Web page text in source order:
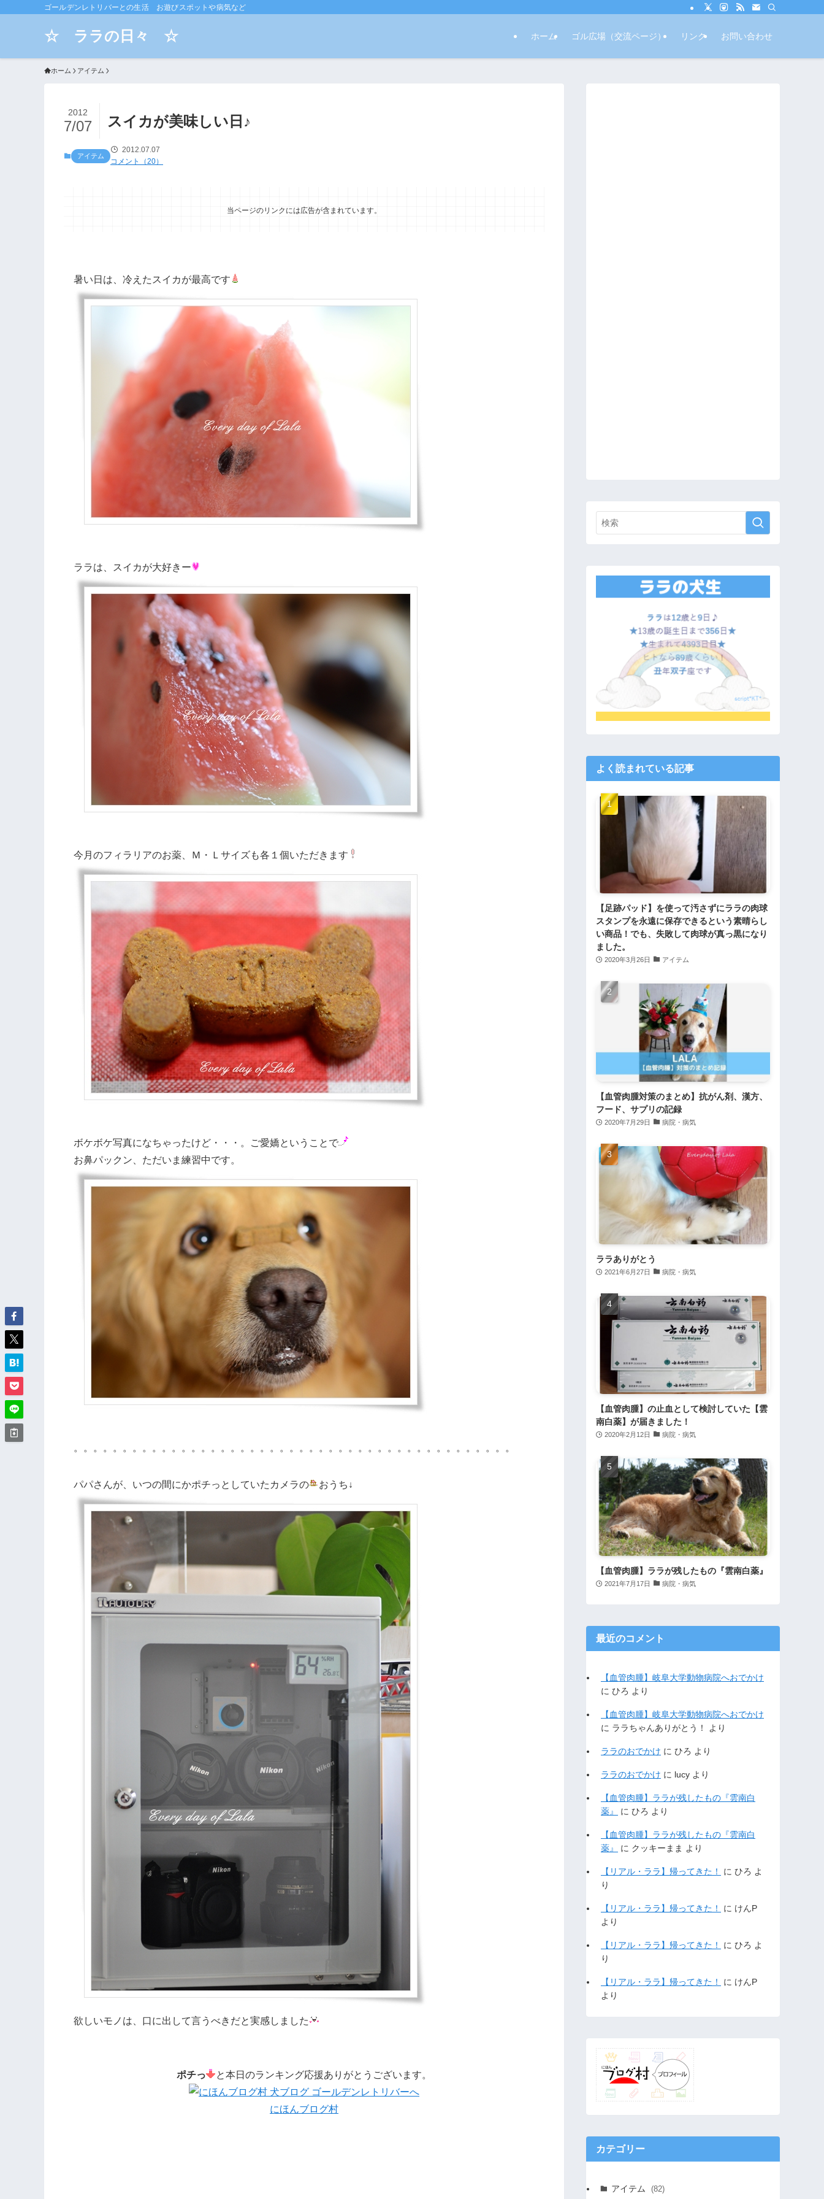
ゴールデンレトリバーとの生活 お遊びスポットや病気など
☆ ララの日々 ☆ ホーム ゴル広場（交流ページ） リンク お問い合わせ
ホーム アイテム
スイカが美味しい日♪
2012
7/07
アイテム
2012.07.07
コメント（20）
当ページのリンクには広告が含まれています。
暑い日は、冷えたスイカが最高です
ララは、スイカが大好きー
今月のフィラリアのお薬、Ｍ・Ｌサイズも各１個いただきます
ボケボケ写真になちゃったけど・・・。ご愛嬌ということで
お鼻パックン、ただいま練習中です。
。。。。。。。。。。。。。。。。。。。。。。。。。。。。。。。。。。。。。。。。。。。。。
パパさんが、いつの間にかポチっとしていたカメラの おうち ↓
欲しいモノは、口に出して言うべきだと実感しました
ポチっ と本日のランキング応援ありがとうございます。
にほんブログ村
よく読まれている記事
【足跡パッド】を使って汚さずにララの肉球
スタンプを永遠に保存できるという素晴らし
い商品！でも、失敗して肉球が真っ黒になり
ました。
2020年3月26日 アイテム
【血管肉腫対策のまとめ】抗がん剤、漢方、
フード、サプリの記録
2020年7月29日 病院・病気
ララありがとう
2021年6月27日 病院・病気
【血管肉腫】の止血として検討していた【雲
南白薬】が届きました！
2020年2月12日 病院・病気
【血管肉腫】ララが残したもの『雲南白薬』
2021年7月17日 病院・病気
最近のコメント
【血管肉腫】岐阜大学動物病院へおでかけ
に ひろ より
【血管肉腫】岐阜大学動物病院へおでかけ
に ララちゃんありがとう！ より
ララのおでかけ に ひろ より
ララのおでかけ に lucy より
【血管肉腫】ララが残したもの『雲南白
薬』
に ひろ より
【血管肉腫】ララが残したもの『雲南白
薬』
に クッキーまま より
【リアル・ララ】帰ってきた！ に ひろ よ
り
【リアル・ララ】帰ってきた！ に けんP
より
【リアル・ララ】帰ってきた！ に ひろ よ
り
【リアル・ララ】帰ってきた！ に けんP
より
カテゴリー
アイテム (82)